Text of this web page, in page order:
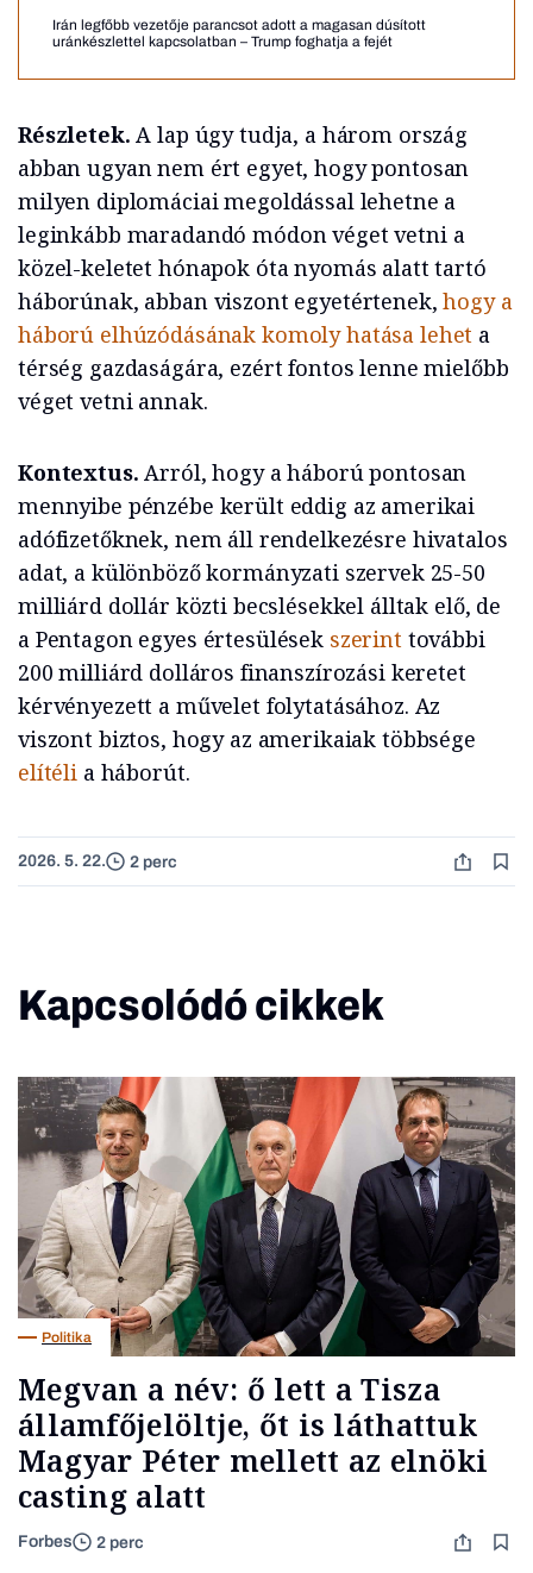
Irán legfőbb vezetője parancsot adott a magasan dúsított
uránkészlettel kapcsolatban – Trump foghatja a fejét
Részletek.A lap úgy tudja, a három ország
abban ugyan nem ért egyet, hogy pontosan
milyen diplomáciai megoldással lehetne a
leginkább maradandó módon véget vetni a
közel-keletet hónapok óta nyomás alatt tartó
háborúnak, abban viszont egyetértenek,hogy a
háború elhúzódásának komoly hatása lehet a
térség gazdaságára, ezért fontos lenne mielőbb
véget vetni annak.
Kontextus. Arról, hogy a háború pontosan
mennyibe pénzébe került eddig az amerikai
adófizetőknek, nem áll rendelkezésre hivatalos
adat, a különböző kormányzati szervek 25-50
milliárd dollár közti becslésekkel álltak elő, de
a Pentagon egyes értesülések szerinttovábbi
200 milliárd dolláros finanszírozási keretet
kérvényezett a művelet folytatásához. Az
viszont biztos, hogy az amerikaiak többsége
elítéli a háborút.
2026. 5. 22. 2 perc
Kapcsolódó cikkek
Politika
Megvan a név: ő lett a Tisza
államfőjelöltje, őt is láthattuk
Magyar Péter mellett az elnöki
casting alatt
Forbes 2 perc